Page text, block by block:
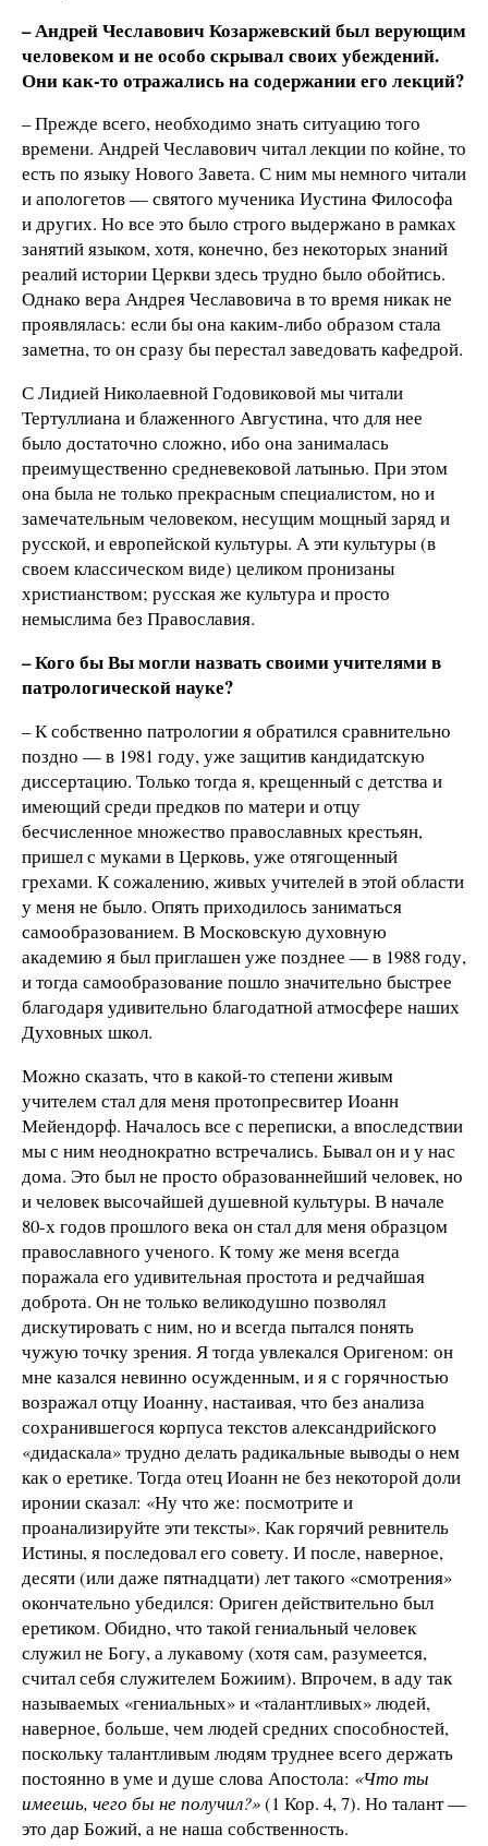
– Андрей Чеславович Козаржевский был верующим
человеком и не особо скрывал своих убеждений.
Они как-то отражались на содержании его лекций?
– Прежде всего, необходимо знать ситуацию того
времени. Андрей Чеславович читал лекции по койне, то
есть по языку Нового Завета. С ним мы немного читали
и апологетов — святого мученика Иустина Философа
и других. Но все это было строго выдержано в рамках
занятий языком, хотя, конечно, без некоторых знаний
реалий истории Церкви здесь трудно было обойтись.
Однако вера Андрея Чеславовича в то время никак не
проявлялась: если бы она каким-либо образом стала
заметна, то он сразу бы перестал заведовать кафедрой.
С Лидией Николаевной Годовиковой мы читали
Тертуллиана и блаженного Августина, что для нее
было достаточно сложно, ибо она занималась
преимущественно средневековой латынью. При этом
она была не только прекрасным специалистом, но и
замечательным человеком, несущим мощный заряд и
русской, и европейской культуры. А эти культуры (в
своем классическом виде) целиком пронизаны
христианством; русская же культура и просто
немыслима без Православия.
– Кого бы Вы могли назвать своими учителями в
патрологической науке?
– К собственно патрологии я обратился сравнительно
поздно — в 1981 году, уже защитив кандидатскую
диссертацию. Только тогда я, крещенный с детства и
имеющий среди предков по матери и отцу
бесчисленное множество православных крестьян,
пришел с муками в Церковь, уже отягощенный
грехами. К сожалению, живых учителей в этой области
у меня не было. Опять приходилось заниматься
самообразованием. В Московскую духовную
академию я был приглашен уже позднее — в 1988 году,
и тогда самообразование пошло значительно быстрее
благодаря удивительно благодатной атмосфере наших
Духовных школ.
Можно сказать, что в какой-то степени живым
учителем стал для меня протопресвитер Иоанн
Мейендорф. Началось все с переписки, а впоследствии
мы с ним неоднократно встречались. Бывал он и у нас
дома. Это был не просто образованнейший человек, но
и человек высочайшей душевной культуры. В начале
80-х годов прошлого века он стал для меня образцом
православного ученого. К тому же меня всегда
поражала его удивительная простота и редчайшая
доброта. Он не только великодушно позволял
дискутировать с ним, но и всегда пытался понять
чужую точку зрения. Я тогда увлекался Оригеном: он
мне казался невинно осужденным, и я с горячностью
возражал отцу Иоанну, настаивая, что без анализа
сохранившегося корпуса текстов александрийского
«дидаскала» трудно делать радикальные выводы о нем
как о еретике. Тогда отец Иоанн не без некоторой доли
иронии сказал: «Ну что же: посмотрите и
проанализируйте эти тексты». Как горячий ревнитель
Истины, я последовал его совету. И после, наверное,
десяти (или даже пятнадцати) лет такого «смотрения»
окончательно убедился: Ориген действительно был
еретиком. Обидно, что такой гениальный человек
служил не Богу, а лукавому (хотя сам, разумеется,
считал себя служителем Божиим). Впрочем, в аду так
называемых «гениальных» и «талантливых» людей,
наверное, больше, чем людей средних способностей,
поскольку талантливым людям труднее всего держать
постоянно в уме и душе слова Апостола: «Что ты
имеешь, чего бы не получил?»(1 Кор. 4, 7). Но талант —
это дар Божий, а не наша собственность.